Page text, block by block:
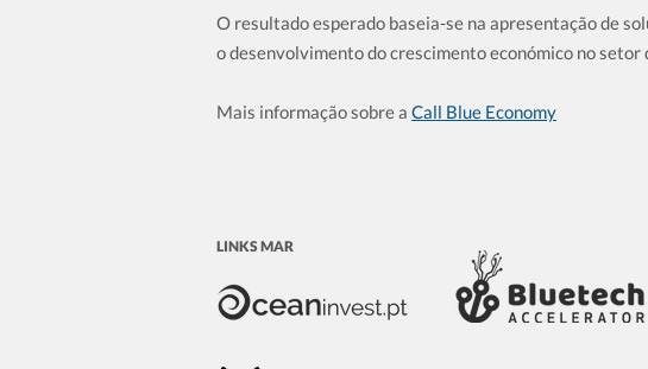
O resultado esperado baseia-se na apresentação de
o desenvolvimento do crescimento económico no setor
Mais informação sobre a Call Blue Economy
LINKS MAR